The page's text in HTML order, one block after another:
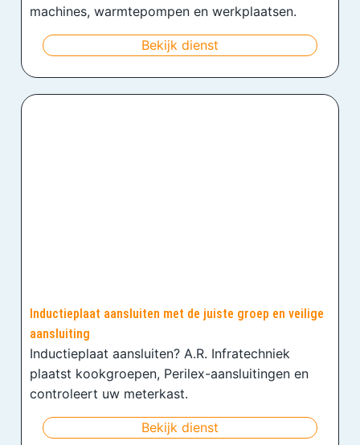
machines, warmtepompen en werkplaatsen.
Bekijk dienst
Inductieplaat aansluiten met de juiste groep en veilige
aansluiting
Inductieplaat aansluiten? A.R. Infratechniek
plaatst kookgroepen, Perilex-aansluitingen en
controleert uw meterkast.
Bekijk dienst